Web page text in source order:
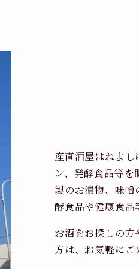
産直酒屋はねよし
ン、発酵食品等
製のお漬物、味
酵食品や健康食品
お酒をお探しの
方は、お気軽にご